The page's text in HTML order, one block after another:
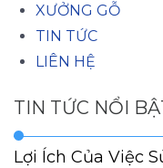
XƯỞNG GỖ
TIN TỨC
LIÊN HỆ
TIN TỨC NỔI
Lợi Ích Của Việc